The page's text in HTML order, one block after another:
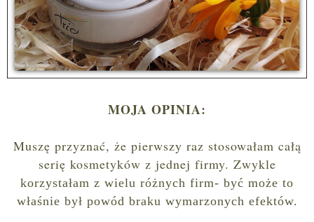
MOJA OPINIA:
Muszę przyznać, że pierwszy raz stosowałam całą
serię kosmetyków z jednej firmy. Zwykle
korzystałam z wielu różnych firm- być może to
właśnie był powód braku wymarzonych efektów.